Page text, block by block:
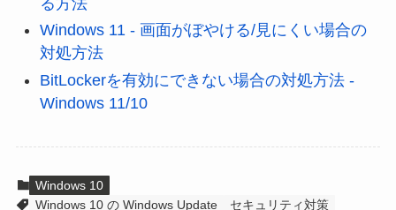
Windows 11 - 画面がぼやける/見にくい場合の
対処方法
BitLockerを有効にできない場合の対処方法 -
Windows 11/10
Windows 10
Windows 10 の Windows Update
セキュリティ対策